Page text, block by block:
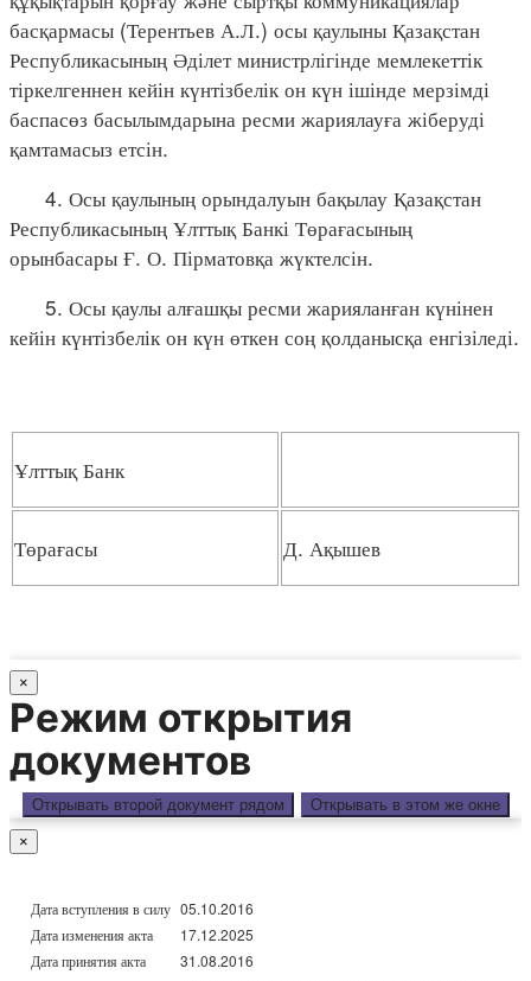
басқармасы (Терентьев А.Л.) осы қаулыны Қазақстан
Республикасының Әділет министрлігінде мемлекеттік
тіркелгеннен кейін күнтізбелік он күн ішінде мерзімді
баспасөз басылымдарына ресми жариялауға жіберуді
қамтамасыз етсін.
4. Осы қаулының орындалуын бақылау Қазақстан
Республикасының Ұлттық Банкі Төрағасының
орынбасары Ғ. О. Пірматовқа жүктелсін.
5. Осы қаулы алғашқы ресми жарияланған күнінен
кейін күнтізбелік он күн өткен соң қолданысқа енгізіледі.
Ұлттық Банк
Төрағасы Д. Ақышев
×
Режим открытия
документов
Открывать второй документ рядом Открывать в этом же окне
×
Дата вступления в силу 05.10.2016
Дата изменения акта
17.12.2025
Дата принятия акта
31.08.2016